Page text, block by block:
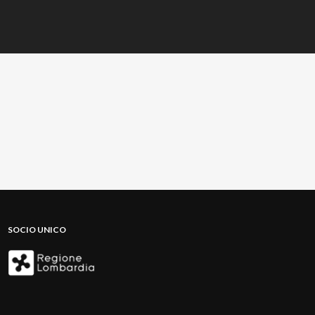
SOCIO UNICO